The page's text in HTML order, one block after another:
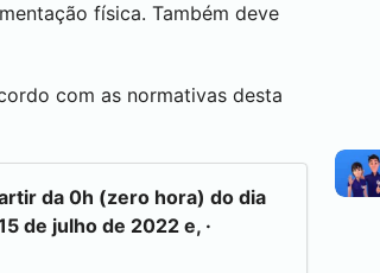
física. Também deve
com as normativas desta
da 0h (zero hora) do dia
de julho de 2022 e, ·